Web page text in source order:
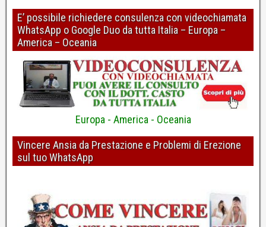
Perdita o mancanza di erezione: risolvere riconoscendo gli errori
di ragionamento
Dott. Pierpaolo Casto - Psicologo e Psicoterapeuta
Erezioni più forti? Pulire i pensieri con la "R"
E’ possibile richiedere consulenza con videochiamata
WhatsApp o Google Duo da tutta Italia – Europa –
America – Oceania
Europa - America - Oceania
Vincere Ansia da Prestazione e Problemi di Erezione
sul tuo WhatsApp